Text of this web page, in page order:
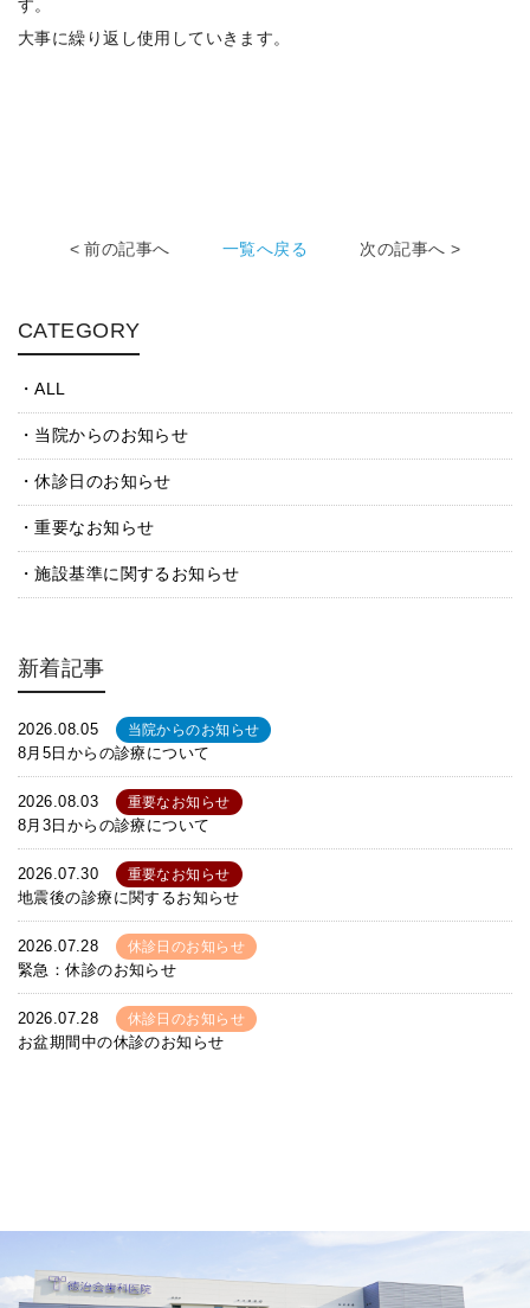
す。
大事に繰り返し使用していきます。
< 前の記事へ 一覧へ戻る 次の記事へ >
CATEGORY
ALL
当院からのお知らせ
休診日のお知らせ
重要なお知らせ
施設基準に関するお知らせ
新着記事
2026.08.05 当院からのお知らせ
8月5日からの診療について
2026.08.03 重要なお知らせ
8月3日からの診療について
2026.07.30 重要なお知らせ
地震後の診療に関するお知らせ
2026.07.28 休診日のお知らせ
緊急：休診のお知らせ
2026.07.28 休診日のお知らせ
お盆期間中の休診のお知らせ